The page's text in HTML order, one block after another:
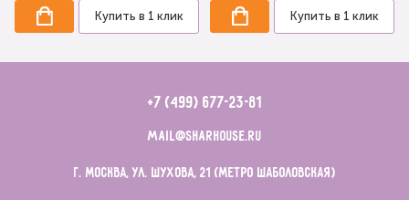
Купить в 1 клик Купить в 1 клик
+7 (499) 677-23-81
mail@sharhouse.ru
г. Москва, ул. Шухова, 21 (метро Шаболовская)